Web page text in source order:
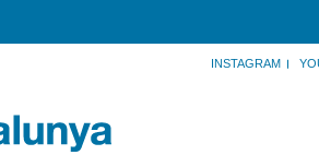
INSTAGRAM